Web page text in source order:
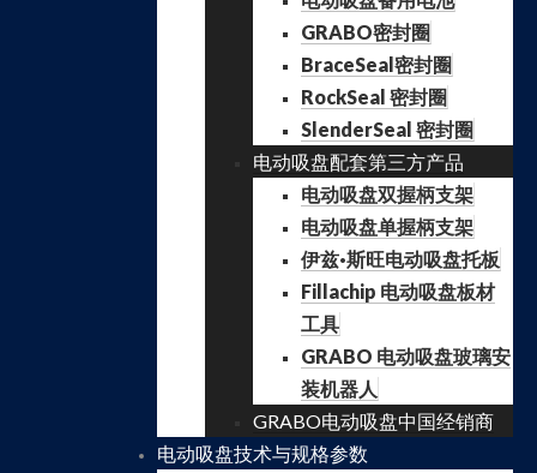
GRABO密封圈
BraceSeal密封圈
RockSeal 密封圈
SlenderSeal 密封圈
电动吸盘配套第三方产品
电动吸盘双握柄支架
电动吸盘单握柄支架
伊兹·斯旺电动吸盘托板
Fillachip 电动吸盘板材
工具
GRABO 电动吸盘玻璃安
装机器人
GRABO电动吸盘中国经销商
电动吸盘技术与规格参数